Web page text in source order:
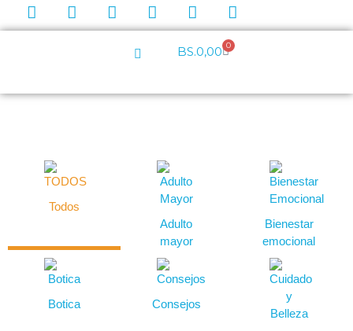
BS.0,00 0
Todos
Adulto
mayor
Bienestar
emocional
Botica Consejos